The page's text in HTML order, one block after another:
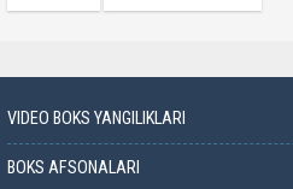
VIDEO BOKS YANGILIKLARI
BOKS AFSONALARI